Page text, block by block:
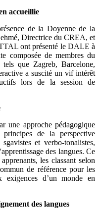
accueillie
de la Doyenne de la
Directrice du CREA, et
ont présenté le DALE à
composée de membres du
que Zagreb, Barcelone,
a suscité un vif intérêt
lors de la session de
une approche pédagogique
de la perspective
et verbo-tonalistes,
des langues. Ce
les classant selon
de référence pour les
exigences d’un monde en
des langues